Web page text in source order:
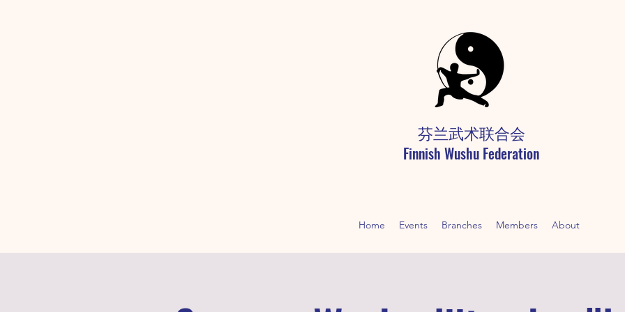
芬兰武术联合会
Finnish Wushu Federation
Home Events Branches Members About